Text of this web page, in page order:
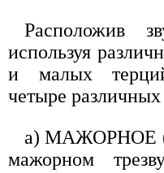
Расположив
используя
и малых
четыре различных
а) МАЖОРНОЕ
мажорном